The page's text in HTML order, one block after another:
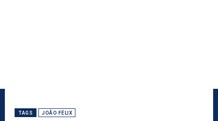
TAGS JOÃO FÉLIX